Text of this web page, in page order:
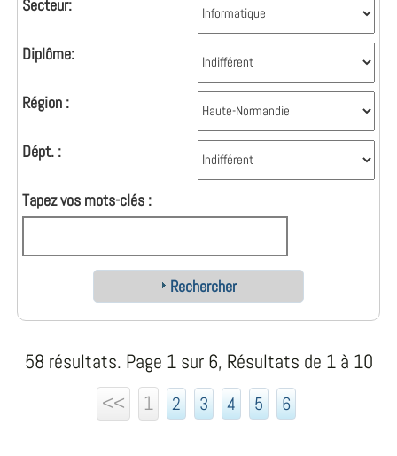
Secteur:
Diplôme:
Région :
Dépt. :
Tapez vos mots-clés :
Rechercher
58 résultats. Page 1 sur 6, Résultats de 1 à 10
<<
1 2 3 4 5 6